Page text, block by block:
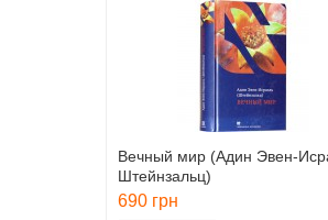
Вечный мир (Адин Эвен-
Штейнзальц)
690 грн